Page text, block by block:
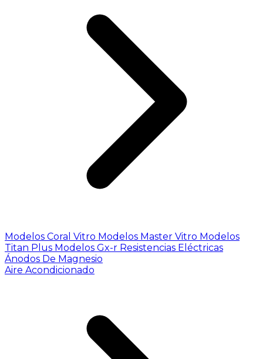
Modelos Coral Vitro Modelos Master Vitro Modelos
Titan Plus Modelos Gx-r Resistencias Eléctricas
Ánodos De Magnesio
Aire Acondicionado